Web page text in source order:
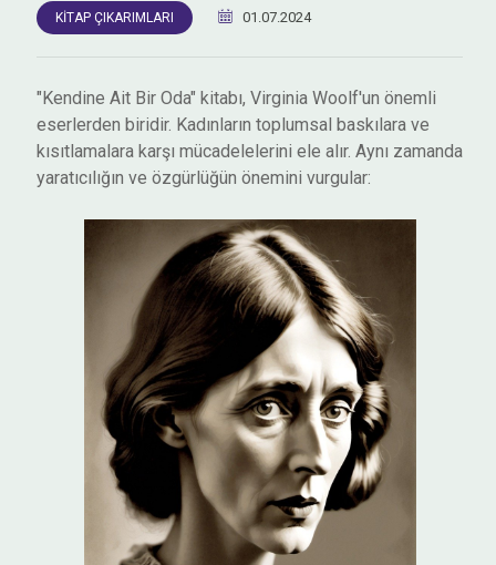
KITAP ÇIKARIMLARI 01.07.2024
"Kendine Ait Bir Oda" kitabı, Virginia Woolf'un önemli
eserlerden biridir. Kadınların toplumsal baskılara ve
kısıtlamalara karşı mücadelelerini ele alır. Aynı zamanda
yaratıcılığın ve özgürlüğün önemini vurgular: